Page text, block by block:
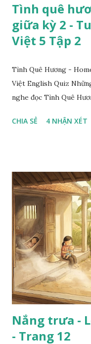
Tình quê
giữa kỳ 2 -
Việt 5 Tập 2
Tình Quê Hương -
Việt English Quiz
nghe đọc Tình Quê
CHIA SẺ 4 NHẬN XÉT
Nắng trưa -
- Trang 12